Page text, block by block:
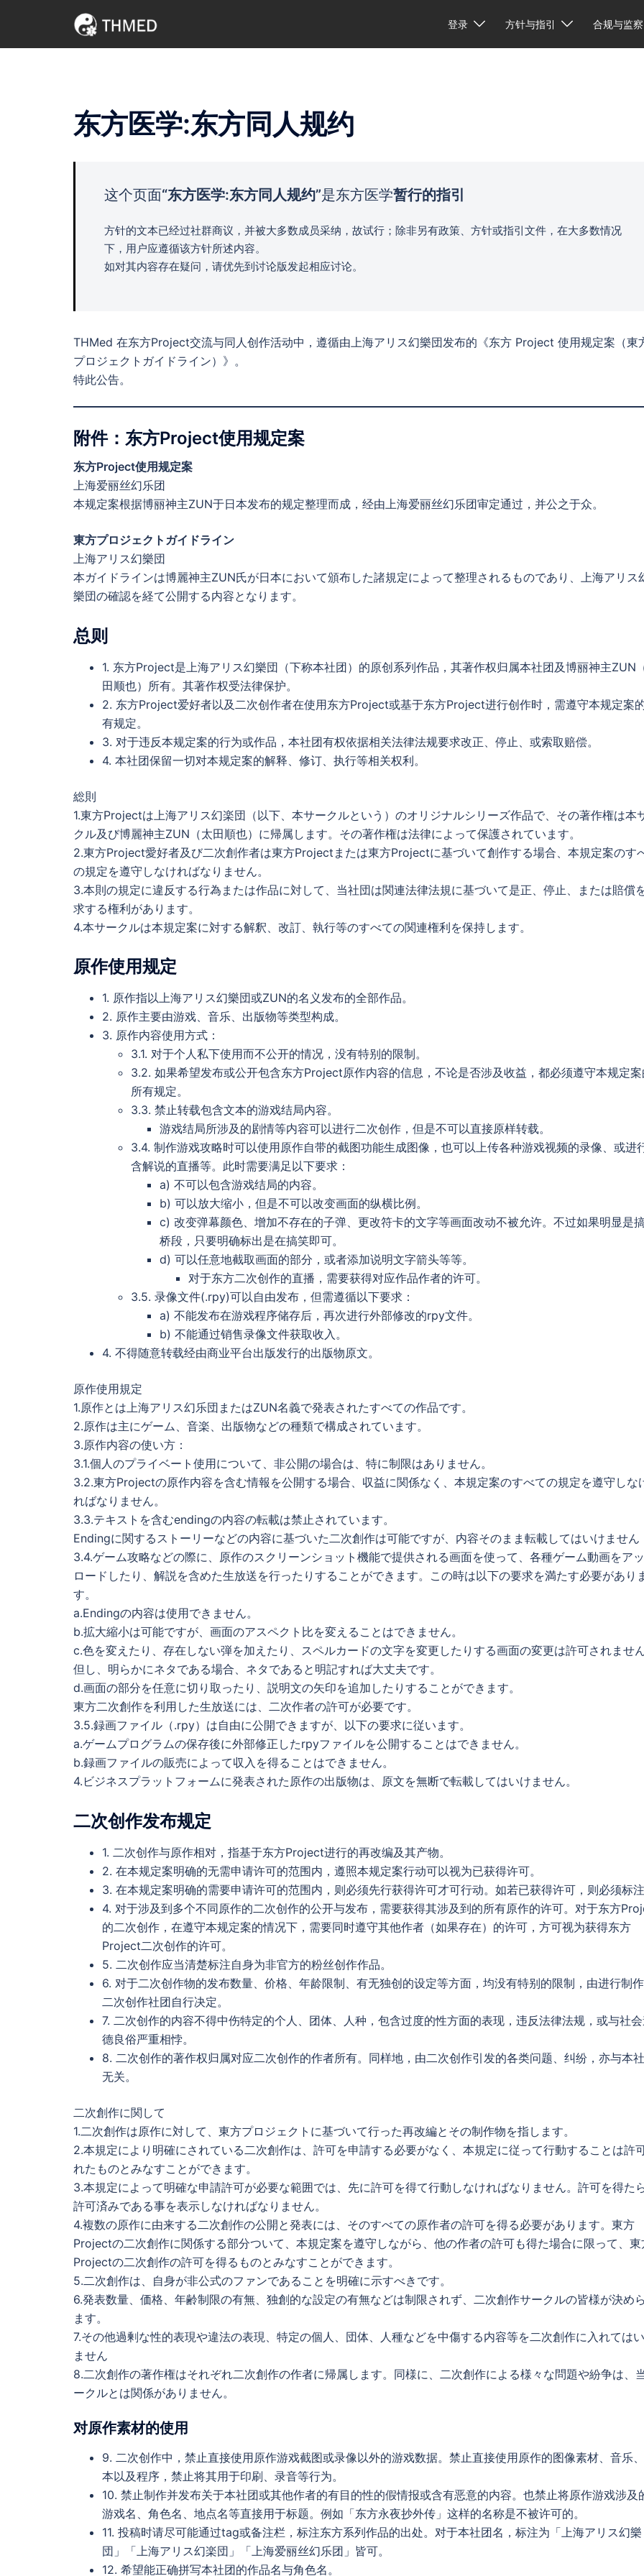
content
登录 方针与指引 合规与监察
东方医学:东方同人规约
这个页面“东方医学:东方同人规约”是东方医学暂行的指引
方针的文本已经过社群商议，并被大多数成员采纳，故试行；除非另有政策、方针或指引文件，在大多数情况
下，用户应遵循该方针所述内容。
如对其内容存在疑问，请优先到讨论版发起相应讨论。
THMed 在东方Project交流与同人创作活动中，遵循由上海アリス幻樂団发布的《东方 Project 使用规定案（東
プロジェクトガイドライン）》。
特此公告。
附件：东方Project使用规定案
东方Project使用规定案
上海爱丽丝幻乐团
本规定案根据博丽神主ZUN于日本发布的规定整理而成，经由上海爱丽丝幻乐团审定通过，并公之于众。
東方プロジェクトガイドライン
上海アリス幻樂団
本ガイドラインは博麗神主ZUN氏が日本において頒布した諸規定によって整理されるものであり、上海アリス
樂団の確認を経て公開する内容となります。
总则
1. 东方Project是上海アリス幻樂団（下称本社团）的原创系列作品，其著作权归属本社团及博丽神主ZUN
田顺也）所有。其著作权受法律保护。
2. 东方Project爱好者以及二次创作者在使用东方Project或基于东方Project进行创作时，需遵守本规定案
有规定。
3. 对于违反本规定案的行为或作品，本社团有权依据相关法律法规要求改正、停止、或索取赔偿。
4. 本社团保留一切对本规定案的解释、修订、执行等相关权利。
総則
1.東方Projectは上海アリス幻楽団（以下、本サークルという）のオリジナルシリーズ作品で、その著作権は本
クル及び博麗神主ZUN（太田順也）に帰属します。その著作権は法律によって保護されています。
2.東方Project愛好者及び二次創作者は東方Projectまたは東方Projectに基づいて創作する場合、本規定案のす
の規定を遵守しなければなりません。
3.本則の規定に違反する行為または作品に対して、当社団は関連法律法規に基づいて是正、停止、または賠償
求する権利があります。
4.本サークルは本規定案に対する解釈、改訂、執行等のすべての関連権利を保持します。
原作使用规定
1. 原作指以上海アリス幻樂団或ZUN的名义发布的全部作品。
2. 原作主要由游戏、音乐、出版物等类型构成。
3. 原作内容使用方式：
3.1. 对于个人私下使用而不公开的情况，没有特别的限制。
3.2. 如果希望发布或公开包含东方Project原作内容的信息，不论是否涉及收益，都必须遵守本规定案
所有规定。
3.3. 禁止转载包含文本的游戏结局内容。
游戏结局所涉及的剧情等内容可以进行二次创作，但是不可以直接原样转载。
3.4. 制作游戏攻略时可以使用原作自带的截图功能生成图像，也可以上传各种游戏视频的录像、或进
含解说的直播等。此时需要满足以下要求：
a) 不可以包含游戏结局的内容。
b) 可以放大缩小，但是不可以改变画面的纵横比例。
c) 改变弹幕颜色、增加不存在的子弹、更改符卡的文字等画面改动不被允许。不过如果明显是
桥段，只要明确标出是在搞笑即可。
d) 可以任意地截取画面的部分，或者添加说明文字箭头等等。
对于东方二次创作的直播，需要获得对应作品作者的许可。
3.5. 录像文件(.rpy)可以自由发布，但需遵循以下要求：
a) 不能发布在游戏程序储存后，再次进行外部修改的rpy文件。
b) 不能通过销售录像文件获取收入。
4. 不得随意转载经由商业平台出版发行的出版物原文。
原作使用規定
1.原作とは上海アリス幻乐団またはZUN名義で発表されたすべての作品です。
2.原作は主にゲーム、音楽、出版物などの種類で構成されています。
3.原作内容の使い方：
3.1.個人のプライベート使用について、非公開の場合は、特に制限はありません。
3.2.東方Projectの原作内容を含む情報を公開する場合、収益に関係なく、本規定案のすべての規定を遵守しな
ればなりません。
3.3.テキストを含むendingの内容の転載は禁止されています。
Endingに関するストーリーなどの内容に基づいた二次創作は可能ですが、内容そのまま転載してはいけません
3.4.ゲーム攻略などの際に、原作のスクリーンショット機能で提供される画面を使って、各種ゲーム動画をア
ロードしたり、解説を含めた生放送を行ったりすることができます。この時は以下の要求を満たす必要があり
す。
a.Endingの内容は使用できません。
b.拡大縮小は可能ですが、画面のアスペクト比を変えることはできません。
c.色を変えたり、存在しない弾を加えたり、スペルカードの文字を変更したりする画面の変更は許可されません
但し、明らかにネタである場合、ネタであると明記すれば大丈夫です。
d.画面の部分を任意に切り取ったり、説明文の矢印を追加したりすることができます。
東方二次創作を利用した生放送には、二次作者の許可が必要です。
3.5.録画ファイル（.rpy）は自由に公開できますが、以下の要求に従います。
a.ゲームプログラムの保存後に外部修正したrpyファイルを公開することはできません。
b.録画ファイルの販売によって収入を得ることはできません。
4.ビジネスプラットフォームに発表された原作の出版物は、原文を無断で転載してはいけません。
二次创作发布规定
1. 二次创作与原作相对，指基于东方Project进行的再改编及其产物。
2. 在本规定案明确的无需申请许可的范围内，遵照本规定案行动可以视为已获得许可。
3. 在本规定案明确的需要申请许可的范围内，则必须先行获得许可才可行动。如若已获得许可，则必须标注
4. 对于涉及到多个不同原作的二次创作的公开与发布，需要获得其涉及到的所有原作的许可。对于东方
的二次创作，在遵守本规定案的情况下，需要同时遵守其他作者（如果存在）的许可，方可视为获得东方
Project二次创作的许可。
5. 二次创作应当清楚标注自身为非官方的粉丝创作作品。
6. 对于二次创作物的发布数量、价格、年龄限制、有无独创的设定等方面，均没有特别的限制，由进行制
二次创作社团自行决定。
7. 二次创作的内容不得中伤特定的个人、团体、人种，包含过度的性方面的表现，违反法律法规，或与社
德良俗严重相悖。
8. 二次创作的著作权归属对应二次创作的作者所有。同样地，由二次创作引发的各类问题、纠纷，亦与本
无关。
二次創作に関して
1.二次創作は原作に対して、東方プロジェクトに基づいて行った再改編とその制作物を指します。
2.本規定により明確にされている二次創作は、許可を申請する必要がなく、本規定に従って行動することは許
れたものとみなすことができます。
3.本規定によって明確な申請許可が必要な範囲では、先に許可を得て行動しなければなりません。許可を得たら
許可済みである事を表示しなければなりません。
4.複数の原作に由来する二次創作の公開と発表には、そのすべての原作者の許可を得る必要があります。東方
Projectの二次創作に関係する部分ついて、本規定案を遵守しながら、他の作者の許可も得た場合に限って、東
Projectの二次創作の許可を得るものとみなすことができます。
5.二次創作は、自身が非公式のファンであることを明確に示すべきです。
6.発表数量、価格、年齢制限の有無、独創的な設定の有無などは制限されず、二次創作サークルの皆様が決め
ます。
7.その他過剰な性的表現や違法の表現、特定の個人、団体、人種などを中傷する内容等を二次創作に入れては
ません
8.二次創作の著作権はそれぞれ二次創作の作者に帰属します。同様に、二次創作による様々な問題や紛争は、
ークルとは関係がありません。
对原作素材的使用
9. 二次创作中，禁止直接使用原作游戏截图或录像以外的游戏数据。禁止直接使用原作的图像素材、音乐
本以及程序，禁止将其用于印刷、录音等行为。
10. 禁止制作并发布关于本社团或其他作者的有目的性的假情报或含有恶意的内容。也禁止将原作游戏涉及
游戏名、角色名、地点名等直接用于标题。例如「东方永夜抄外传」这样的名称是不被许可的。
11. 投稿时请尽可能通过tag或备注栏，标注东方系列作品的出处。对于本社团名，标注为「上海アリス幻樂
団」「上海アリス幻楽団」「上海爱丽丝幻乐团」皆可。
12. 希望能正确拼写本社团的作品名与角色名。